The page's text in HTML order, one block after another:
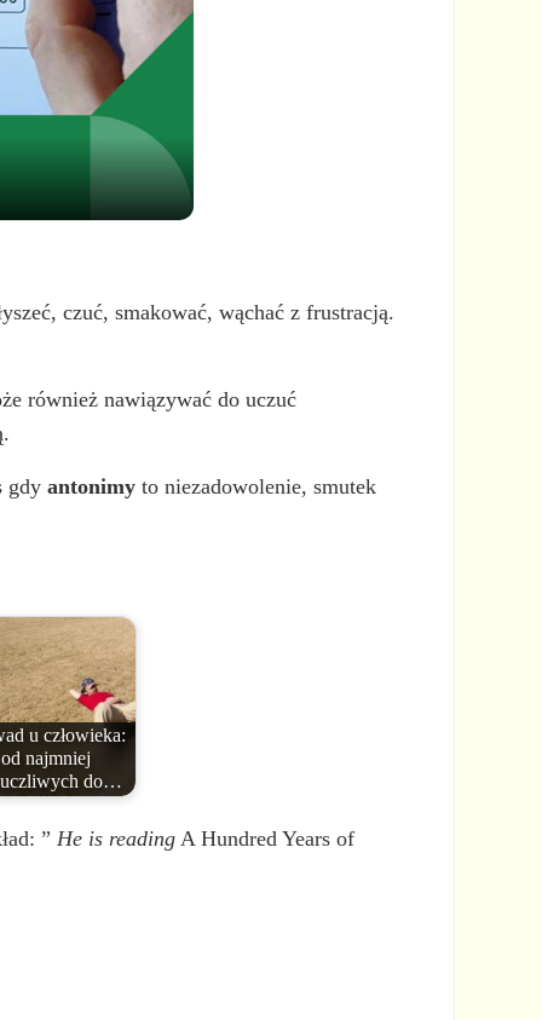
czuć, smakować, wąchać z frustracją.
również nawiązywać do uczuć
gdyantonimy to niezadowolenie, smutek
u człowieka:
od najmniej
do…
” He is reading A Hundred Years of